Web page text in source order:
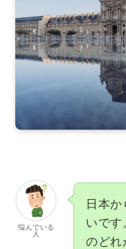
悩んでいる
人
日本
いです
のどれ